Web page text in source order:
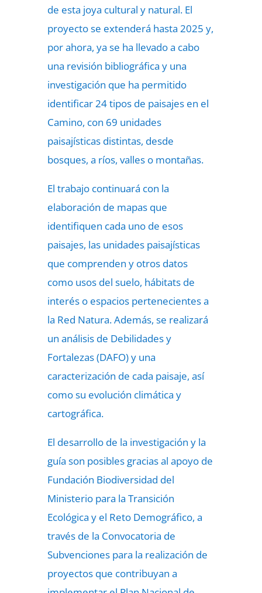
de esta joya cultural y natural. El
proyecto se extenderá hasta 2025 y,
por ahora, ya se ha llevado a cabo
una revisión bibliográfica y una
investigación que ha permitido
identificar 24 tipos de paisajes en el
Camino, con 69 unidades
paisajísticas distintas, desde
bosques, a ríos, valles o montañas.
El trabajo continuará con la
elaboración de mapas que
identifiquen cada uno de esos
paisajes, las unidades paisajísticas
que comprenden y otros datos
como usos del suelo, hábitats de
interés o espacios pertenecientes a
la Red Natura. Además, se realizará
un análisis de Debilidades y
Fortalezas (DAFO) y una
caracterización de cada paisaje, así
como su evolución climática y
cartográfica.
El desarrollo de la investigación y la
guía son posibles gracias al apoyo de
Fundación Biodiversidad del
Ministerio para la Transición
Ecológica y el Reto Demográfico, a
través de la Convocatoria de
Subvenciones para la realización de
proyectos que contribuyan a